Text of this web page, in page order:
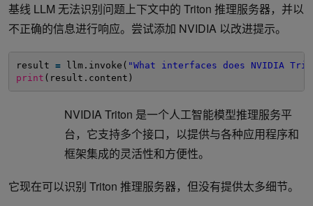
基线 LLM 无法识别问题上下文中的 Triton 推理服务器，并以
不正确的信息进行响应。尝试添加 NVIDIA 以改进提示。
result = llm.invoke( "What interfaces does NVIDIA
print (result.content)
NVIDIA Triton 是一个人工智能模型推理服务平
台，它支持多个接口，以提供与各种应用程序和
框架集成的灵活性和方便性。
它现在可以识别 Triton 推理服务器，但没有提供太多细节。